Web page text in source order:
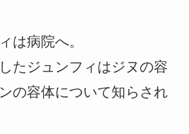
は病院へ。
たジュンフィはジヌの容
の容体について知らされ